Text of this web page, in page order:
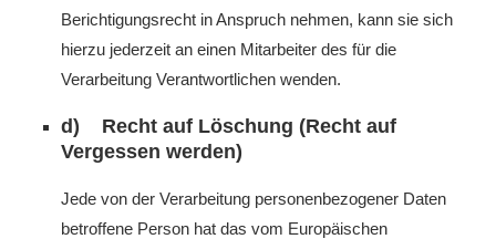
Berichtigungsrecht in Anspruch nehmen, kann sie sich
hierzu jederzeit an einen Mitarbeiter des für die
Verarbeitung Verantwortlichen wenden.
d) Recht auf Löschung (Recht auf
Vergessen werden)
Jede von der Verarbeitung personenbezogener Daten
betroffene Person hat das vom Europäischen